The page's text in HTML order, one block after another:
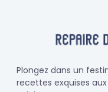
Plongez dans un
recettes exquises